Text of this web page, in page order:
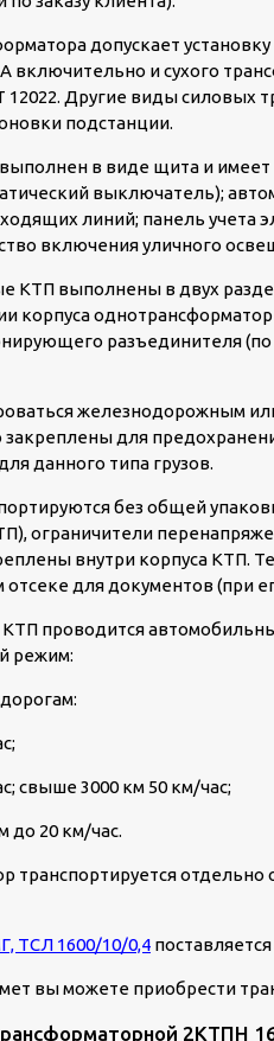
допускает
включительно и сухого
Другие виды силовых
подстанции.
в виде щита и
выключатель);
линий; панель учета
включения уличного
КТП выполнены в двух
корпуса
разъединителя (по
железнодорожным
для
данного типа грузов.
без общей
ограничители
внутри корпуса КТП.
отсеке для документов (при
КТП проводится
режим:
свыше 3000 км 50 км/час;
до 20 км/час.
транспортируется
ТСЛ 1600/10/0,4
вы можете приобрести
2КТПН